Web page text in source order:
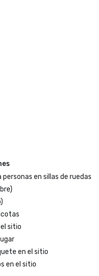
personas en sillas de ruedas
sitio
en el sitio
en el sitio